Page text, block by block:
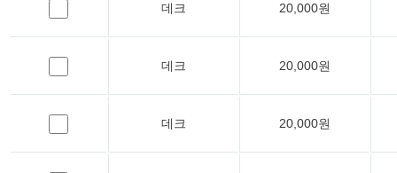
데크 20,000원
데크 20,000원
데크 20,000원